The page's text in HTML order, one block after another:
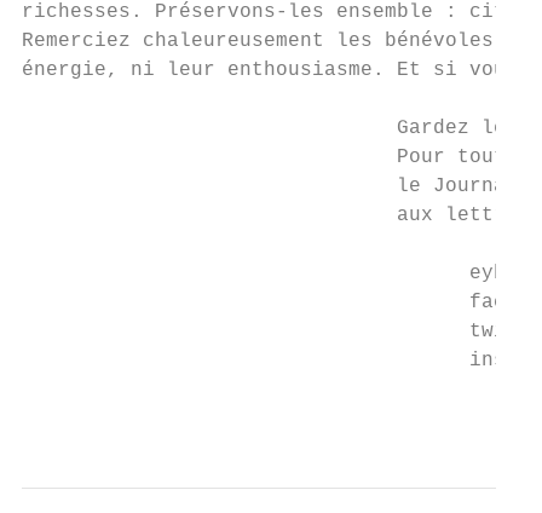
richesses. Préservons-les ensemble :
Remerciez chaleureusement les bénévoles
énergie, ni leur enthousiasme. Et si vous
Gardez le
Pour tout
le Journal
aux